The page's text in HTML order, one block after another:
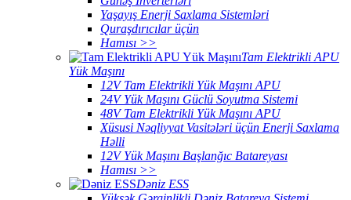
Yaşayış Enerji Saxlama Sistemləri
Quraşdırıcılar üçün
Hamısı >>
Tam Elektrikli APU
Yük Maşını
12V Tam Elektrikli Yük Maşını APU
24V Yük Maşını Güclü Soyutma Sistemi
48V Tam Elektrikli Yük Maşını APU
Xüsusi Nəqliyyat Vasitələri üçün Enerji Saxlama
Həlli
12V Yük Maşını Başlanğıc Batareyası
Hamısı >>
Dəniz ESS